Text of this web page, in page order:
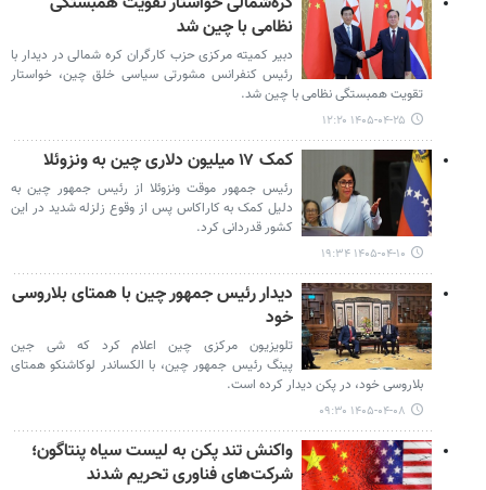
نظامی با چین شد
دبیر کمیته مرکزی حزب کارگران کره شمالی در دیدار با
رئیس کنفرانس مشورتی سیاسی خلق چین، خواستار
تقویت همبستگی نظامی با چین شد.
۱۴۰۵-۰۴-۲۵ ۱۲:۲۰
کمک ۱۷ میلیون دلاری چین به ونزوئلا
رئیس‌ جمهور موقت ونزوئلا از رئیس جمهور چین به
دلیل کمک به کاراکاس پس از وقوع زلزله شدید در این
کشور قدردانی کرد.
۱۴۰۵-۰۴-۱۰ ۱۹:۳۴
دیدار رئیس جمهور چین با همتای بلاروسی
خود
تلویزیون مرکزی چین اعلام کرد که شی جین
پینگ رئیس جمهور چین، با الکساندر لوکاشنکو همتای
بلاروسی خود، در پکن دیدار کرده است.
۱۴۰۵-۰۴-۰۸ ۰۹:۳۰
واکنش تند پکن به لیست سیاه پنتاگون؛
شرکت‌های فناوری تحریم شدند